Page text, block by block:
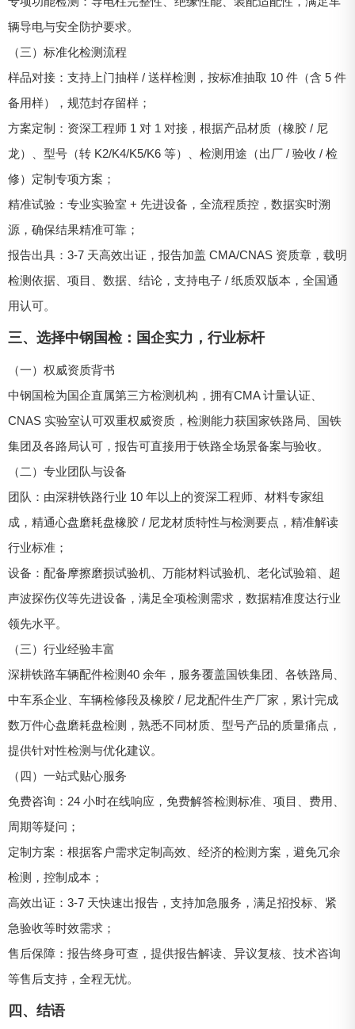
辆导电与安全防护要求。
（三）标准化检测流程
样品对接：支持上门抽样 / 送样检测，按标准抽取 10 件（含 5 件
备用样），规范封存留样；
方案定制：资深工程师 1 对 1 对接，根据产品材质（橡胶 / 尼
龙）、型号（转 K2/K4/K5/K6 等）、检测用途（出厂 / 验收 / 检
修）定制专项方案；
精准试验：专业实验室 + 先进设备，全流程质控，数据实时溯
源，确保结果精准可靠；
报告出具：3-7 天高效出证，报告加盖 CMA/CNAS 资质章，载明
检测依据、项目、数据、结论，支持电子 / 纸质双版本，全国通
用认可。
三、选择中钢国检：国企实力，行业标杆
（一）权威资质背书
中钢国检为国企直属第三方检测机构，拥有CMA 计量认证、
CNAS 实验室认可双重权威资质，检测能力获国家铁路局、国铁
集团及各路局认可，报告可直接用于铁路全场景备案与验收。
（二）专业团队与设备
团队：由深耕铁路行业 10 年以上的资深工程师、材料专家组
成，精通心盘磨耗盘橡胶 / 尼龙材质特性与检测要点，精准解读
行业标准；
设备：配备摩擦磨损试验机、万能材料试验机、老化试验箱、超
声波探伤仪等先进设备，满足全项检测需求，数据精准度达行业
领先水平。
（三）行业经验丰富
深耕铁路车辆配件检测40 余年，服务覆盖国铁集团、各铁路局、
中车系企业、车辆检修段及橡胶 / 尼龙配件生产厂家，累计完成
数万件心盘磨耗盘检测，熟悉不同材质、型号产品的质量痛点，
提供针对性检测与优化建议。
（四）一站式贴心服务
免费咨询：24 小时在线响应，免费解答检测标准、项目、费用、
周期等疑问；
定制方案：根据客户需求定制高效、经济的检测方案，避免冗余
检测，控制成本；
高效出证：3-7 天快速出报告，支持加急服务，满足招投标、紧
急验收等时效需求；
售后保障：报告终身可查，提供报告解读、异议复核、技术咨询
等售后支持，全程无忧。
四、结语